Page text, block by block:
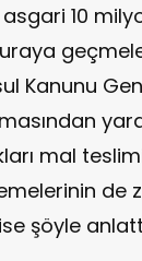
10
Kanunu
mal
de
şöyle